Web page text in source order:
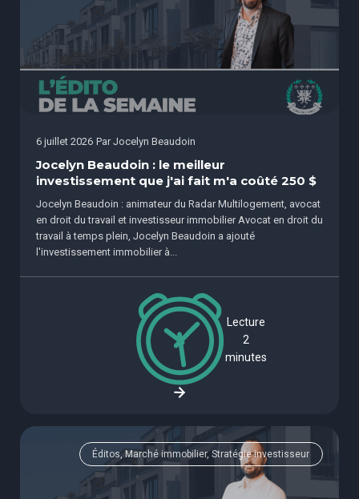
6 juillet 2026 Par Jocelyn Beaudoin
Jocelyn Beaudoin : le meilleur
investissement que j'ai fait m'a coûté 250 $
Jocelyn Beaudoin : animateur du Radar Multilogement, avocat
en droit du travail et investisseur immobilier Avocat en droit du
travail à temps plein, Jocelyn Beaudoin a ajouté
l'investissement immobilier à...
Lecture
2
minutes
Éditos, Marché immobilier, Stratégie investisseur